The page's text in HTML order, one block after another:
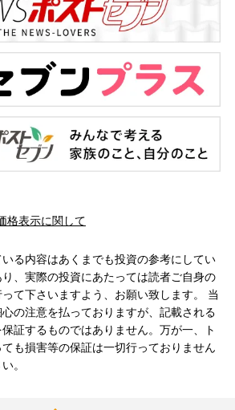
格表示に関して
る内容はあくまでも投資の参考にしてい
、実際の投資にあたっては読者ご自身の
て下さいますよう、お願い致します。 当
の注意を払っておりますが、記載される
証するものではありません。万が一、ト
も損害等の保証は一切行っておりません
。